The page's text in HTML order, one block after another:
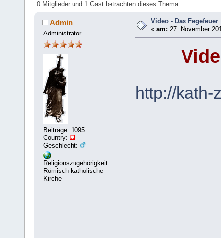
0 Mitglieder und 1 Gast betrachten dieses Thema.
Admin
Administrator
Beiträge: 1095
Country:
Geschlecht:
Religionszugehörigkeit:
Römisch-katholische
Kirche
Video - Das Fegefeuer
«am: 27. November
http://kath-